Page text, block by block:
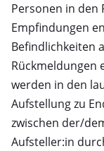
Personen in den
Empfindungen
Befindlichkeiten
Rückmeldungen
werden in den
Aufstellung zu
zwischen der/
Aufsteller:in